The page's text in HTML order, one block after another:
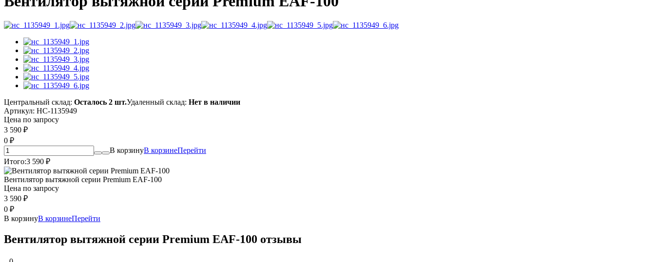
Центральный склад: Осталось 2 шт.Удаленный склад: Нет в наличии
Артикул: НС-1135949
Цена по запросу
3 590 ₽
0 ₽
В корзинуВ корзинеПерейти
Итого:3 590 ₽
Вентилятор вытяжной серии Premium EAF-100
Цена по запросу
3 590 ₽
0 ₽
В корзинуВ корзинеПерейти
Вентилятор вытяжной серии Premium EAF-100 отзывы